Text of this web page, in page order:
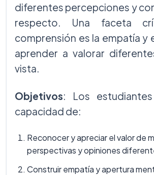
diferentes percepciones y
respecto. Una faceta
comprensión es la empatía y
aprender a valorar
vista.
Objetivos: Los
capacidad de:
Reconocer y apreciar el valor de
perspectivas y opiniones
Construir empatía y apertura